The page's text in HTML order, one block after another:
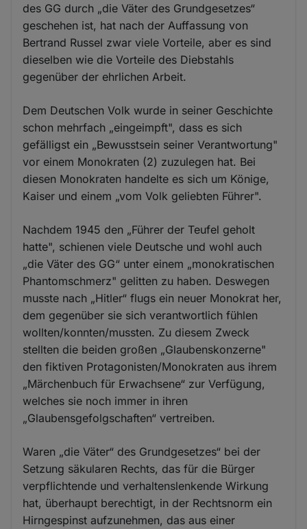
des GG durch „die Väter des Grundgesetzes“
geschehen ist, hat nach der Auffassung von
Bertrand Russel zwar viele Vorteile, aber es sind
dieselben wie die Vorteile des Diebstahls
gegenüber der ehrlichen Arbeit.
Dem Deutschen Volk wurde in seiner Geschichte
schon mehrfach „eingeimpft", dass es sich
gefälligst ein „Bewusstsein seiner Verantwortung"
vor einem Monokraten (2) zuzulegen hat. Bei
diesen Monokraten handelte es sich um Könige,
Kaiser und einem „vom Volk geliebten Führer".
Nachdem 1945 den „Führer der Teufel geholt
hatte", schienen viele Deutsche und wohl auch
„die Väter des GG“ unter einem „monokratischen
Phantomschmerz" gelitten zu haben. Deswegen
musste nach „Hitler“ flugs ein neuer Monokrat her,
dem gegenüber sie sich verantwortlich fühlen
wollten/konnten/mussten. Zu diesem Zweck
stellten die beiden großen „Glaubenskonzerne"
den fiktiven Protagonisten/Monokraten aus ihrem
„Märchenbuch für Erwachsene“ zur Verfügung,
welches sie noch immer in ihren
„Glaubensgefolgschaften“ vertreiben.
Waren „die Väter“ des Grundgesetzes“ bei der
Setzung säkularen Rechts, das für die Bürger
verpflichtende und verhaltenslenkende Wirkung
hat, überhaupt berechtigt, in der Rechtsnorm ein
Hirngespinst aufzunehmen, das aus einer